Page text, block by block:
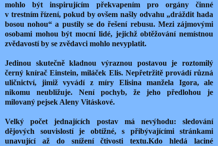
mohlo být inspirujícím překvapením pro orgány činné
v trestním řízení, pokud by ovšem našly odvahu „dráždit hada
bosou nohou“ a pustily se do řešení rebusu. Mezi zájmovými
osobami mohou být mocní lidé, jejichž obtěžování nemístnou
zvědavostí by se zvědavci mohlo nevyplatit.
Jedinou skutečně kladnou výraznou postavou je roztomilý
černý knírač Einstein, miláček Elis. Nepřetržitě provádí různá
uličnictví, jimiž vyvádí z míry Elisina manžela Igora, ale
nikomu neubližuje. Není pochyb, že jeho předlohou je
milovaný pejsek Aleny Vitáskové.
Velký počet jednajících postav má nevýhodu: sledování
dějových souvislostí je obtížné, s přibývajícími stránkami
unavující až do snížení čtivosti textu.Kdo hledá laciné